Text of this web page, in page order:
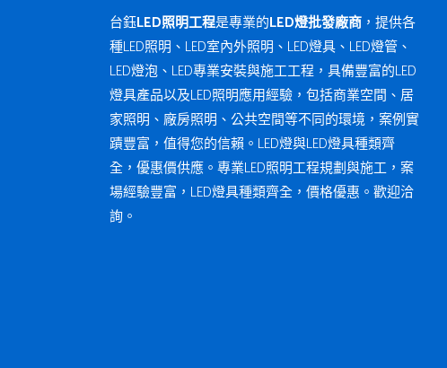
台鈺LED照明工程是專業的LED燈批發廠商 ，提供各
種LED照明、LED室內外照明、LED燈具、LED燈管、
LED燈泡、LED專業安裝與施工工程，具備豐富的LED
燈具產品以及LED照明應用經驗，包括商業空間、居
家照明、廠房照明、公共空間等不同的環境，案例實
蹟豐富，值得您的信賴。LED燈與LED燈具種類齊
全，優惠價供應。專業LED照明工程規劃與施工，案
場經驗豐富，LED燈具種類齊全，價格優惠。歡迎洽
詢。